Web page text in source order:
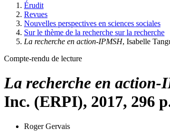
Érudit
Revues
Nouvelles perspectives en sciences sociales
Sur le thème de la recherche sur la recherche
La recherche en action-IPMSH, Isabelle
Compte-rendu de lecture
La recherche en action-
Inc. (ERPI), 2017, 296
Roger Gervais